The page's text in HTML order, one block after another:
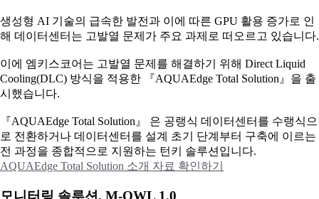
생성형 AI 기술의 급속한 발전과 이에 따른 GPU 활용 증가로 인
해 데이터센터는 고발열 문제가 주요 과제로 떠오르고 있습니다.
이에 엠키스코어는 고발열 문제를 해결하기 위해 Direct Liquid
Cooling(DLC) 방식을 적용한 『AQUAEdge Total Solution』을 출
시했습니다.
『AQUAEdge Total Solution』 은 공랭식 데이터센터를 수랭식으
로 전환하거나 데이터센터를 설계 초기 단계부터 구축에 이르는
전 과정을 종합적으로 지원하는 턴키 솔루션입니다.
AQUAEdge Total Solution 소개 자료 확인하기